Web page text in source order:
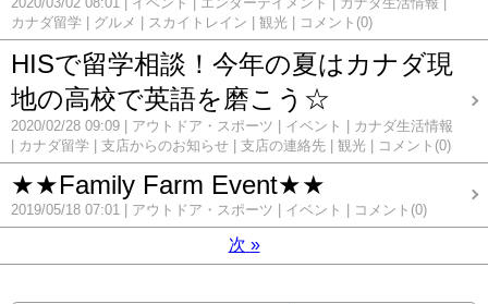
カナダ留学
グルメ スカイトレイン 観光 コメント(0)
HISで留学相談！今年の夏はカナダ現
地の高校で英語を磨こう☆
2020/02/28 09:09 アウトドア・スポーツ イベント
カナダ生活情報
カナダ留学
支店からのお知らせ 支店の連絡先 観光 コメント(0)
★★Family Farm Event★★
2019/05/18 07:01 アウトドア・スポーツ イベント コメント(0)
次 »